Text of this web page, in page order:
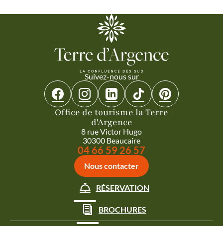
Suivez-nous sur
Suivez-nous sur Facebook
Suivez-nous sur Instagram
Suivez-nous sur Linkedin
Suivez-nous sur Tiktok
Suivez-nous sur
Office de tourisme la Terre
d'Argence
8 rue Victor Hugo
30300 Beaucaire
Appeler le
04 66 59 26 57
Nous contacter
RÉSERVATION
BROCHURES